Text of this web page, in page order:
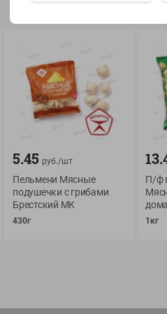
О сервисе
Оплата
Условия доставки
Возврат товара
5.45 руб./шт
Пельмени Мясные
подушечки с грибами
Брестский МК
430г
П/ф
1кг